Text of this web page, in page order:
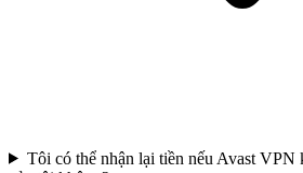
Tôi có thể nhận lại tiền nếu Avast VPN